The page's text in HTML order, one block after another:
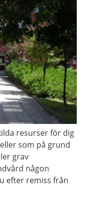
resurser för dig
som på grund
grav
någon
efter remiss från